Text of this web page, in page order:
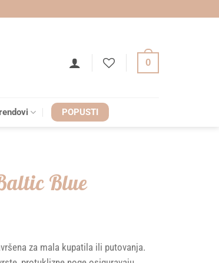
0
POPUSTI
Blue
za mala kupatila ili putovanja.